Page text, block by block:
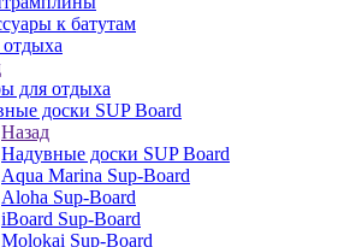
к батутам
для отдыха
доски SUP Board
Назад
Надувные доски SUP Board
Aqua Marina Sup-Board
Aloha Sup-Board
iBoard Sup-Board
Molokai Sup-Board